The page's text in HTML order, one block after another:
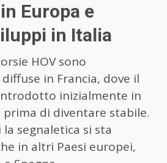
Europa e
in Italia
HOV sono
in Francia, dove il
inizialmente in
di diventare stabile.
segnaletica si sta
in altri Paesi europei,